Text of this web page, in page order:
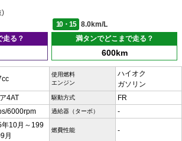
)
10・15
8.0km/L
走る？
満タンでどこまで走る？
600km
使用燃料
エンジン
ハイオク
ガソリン
4AT 駆動方式 FR
6000rpm 過給器（ターボ） -
年10月～199
月
燃費性能 -